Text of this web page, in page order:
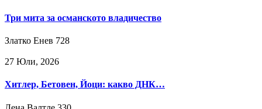
Три мита за османското владичество
Златко Енев 728
27 Юли, 2026
Хитлер, Бетовен, Йоци: какво ДНК…